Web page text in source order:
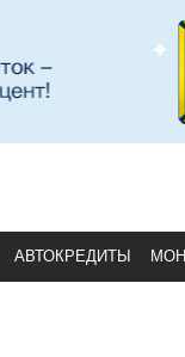
АВТОКРЕДИТЫ